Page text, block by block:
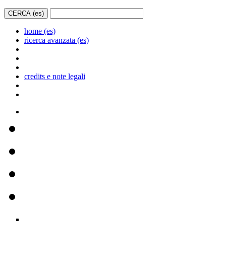
home (es)
ricerca avanzata (es)
credits e note legali